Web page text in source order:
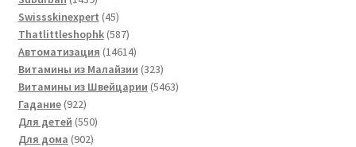
товаров
Swissskinexpert 4545
товаров
Thatlittleshophk 587587
товаров
Автоматизация 1461414614
товаров
Витамины из Малайзии 323323
товара
Витамины из Швейцарии 54635463
Гадание 922922
товара
Для детей 550550
Для дома 902902